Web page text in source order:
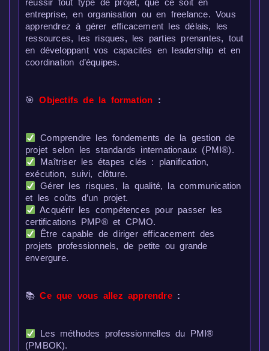
réussir tout type de projet, que ce soit en
entreprise, en organisation ou en freelance. Vous
apprendrez à gérer efficacement les délais, les
ressources, les risques, les parties prenantes, tout
en développant vos capacités en leadership et en
coordination d’équipes.
🎯Objectifs de la formation :
Comprendre les fondements de la gestion de
projet selon les standards internationaux (PMI®).
Maîtriser les étapes clés : planification,
exécution, suivi, clôture.
Gérer les risques, la qualité, la communication
et les coûts d’un projet.
Acquérir les compétences pour passer les
certifications PMP® et CPMO.
Être capable de diriger efficacement des
projets professionnels, de petite ou grande
envergure.
📚 Ce que vous allez apprendre:
Les méthodes professionnelles du PMI®
(PMBOK).